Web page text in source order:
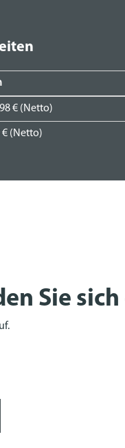
€ (Netto)
€ (Netto)
Sie